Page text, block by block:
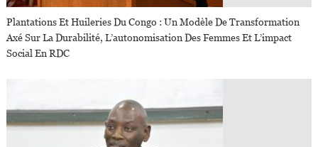
Plantations Et Huileries Du Congo : Un Modèle De Transformation
Axé Sur La Durabilité, L’autonomisation Des Femmes Et L’impact
Social En RDC